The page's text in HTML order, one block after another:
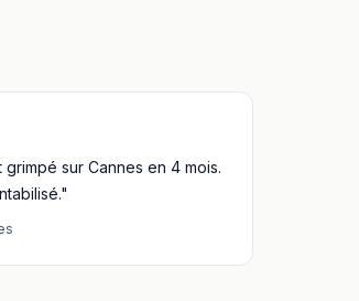
sur Cannes en 4 mois.